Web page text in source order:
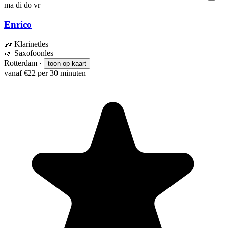
ma di do vr
Enrico
🎶 Klarinetles
🎷 Saxofoonles
Rotterdam · toon op kaart
vanaf €22 per 30 minuten